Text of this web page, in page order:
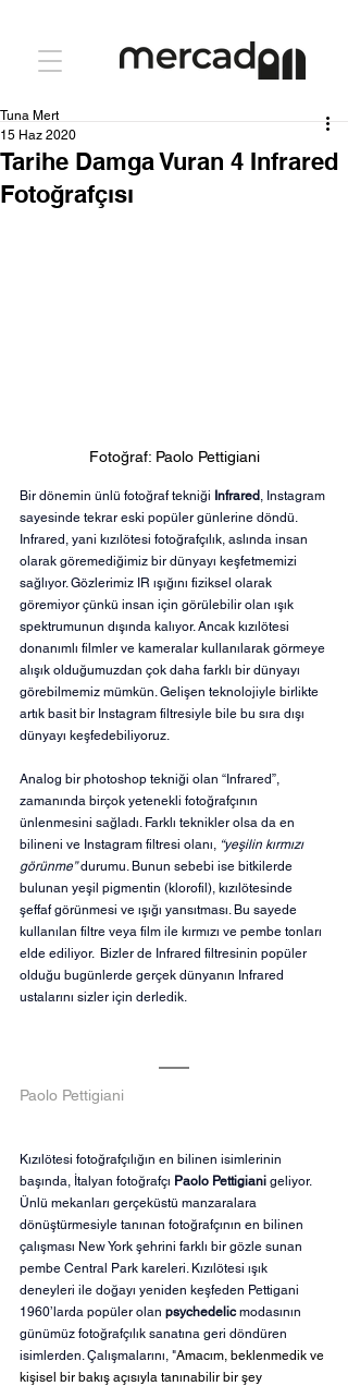
Tarihe Damga Vuran 4 Infrared
Fotoğrafçısı
Tuna Mert
15 Haz 2020
Fotoğraf: Paolo Pettigiani
Bir dönemin ünlü fotoğraf tekniği Infrared , Instagram
sayesinde tekrar eski popüler günlerine döndü.
Infrared, yani kızılötesi fotoğrafçılık, aslında insan
olarak göremediğimiz bir dünyayı keşfetmemizi
sağlıyor. Gözlerimiz IR ışığını fiziksel olarak
göremiyor çünkü insan için görülebilir olan ışık
spektrumunun dışında kalıyor. Ancak kızılötesi
donanımlı filmler ve kameralar kullanılarak görmeye
alışık olduğumuzdan çok daha farklı bir dünyayı
görebilmemiz mümkün. Gelişen teknolojiyle birlikte
artık basit bir Instagram filtresiyle bile bu sıra dışı
dünyayı keşfedebiliyoruz.
Analog bir photoshop tekniği olan “Infrared”,
zamanında birçok yetenekli fotoğrafçının
ünlenmesini sağladı. Farklı teknikler olsa da en
bilineni ve Instagram filtresi olanı, “yeşilin kırmızı
görünme” durumu. Bunun sebebi ise bitkilerde
bulunan yeşil pigmentin (klorofil), kızılötesinde
şeffaf görünmesi ve ışığı yansıtması. Bu sayede
kullanılan filtre veya film ile kırmızı ve pembe tonları
elde ediliyor.  Bizler de Infrared filtresinin popüler
olduğu bugünlerde gerçek dünyanın Infrared
ustalarını sizler için derledik.
Paolo Pettigiani
Kızılötesi fotoğrafçılığın en bilinen isimlerinin
başında, İtalyan fotoğrafçı Paolo Pettigiani geliyor.
Ünlü mekanları gerçeküstü manzaralara
dönüştürmesiyle tanınan fotoğrafçının en bilinen
çalışması New York şehrini farklı bir gözle sunan
pembe Central Park kareleri. Kızılötesi ışık
deneyleri ile doğayı yeniden keşfeden Pettigani
1960’larda popüler olan psychedelic modasının
günümüz fotoğrafçılık sanatına geri döndüren
isimlerden. Çalışmalarını, "Amacım, beklenmedik ve
kişisel bir bakış açısıyla tanınabilir bir şey